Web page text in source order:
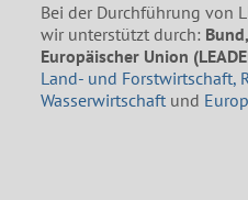
Bei der Durchführung von
wir unterstützt durch:
Europäischer Union
Land- und Forstwirtschaft,
Wasserwirtschaft und